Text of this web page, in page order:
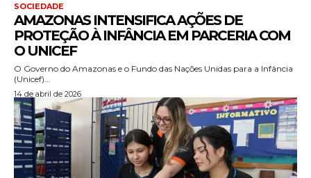
SOCIEDADE
AMAZONAS INTENSIFICA AÇÕES DE
PROTEÇÃO À INFÂNCIA EM PARCERIA COM
O UNICEF
O Governo do Amazonas e o Fundo das Nações Unidas para a Infância
(Unicef)...
14 de abril de 2026